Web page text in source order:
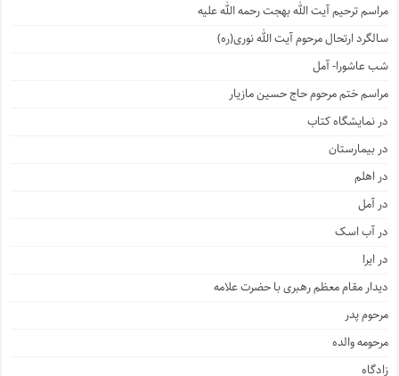
مراسم ترحیم آیت الله بهجت رحمه الله علیه
سالگرد ارتحال مرحوم آیت الله نوری(ره)
شب عاشورا- آمل
مراسم ختم مرحوم حاج حسین مازیار
در نمایشگاه کتاب
در بیمارستان
در اهلم
در آمل
در آب اسک
در ایرا
دیدار مقام معظم رهبری با حضرت علامه
مرحوم پدر
مرحومه والده
زادگاه